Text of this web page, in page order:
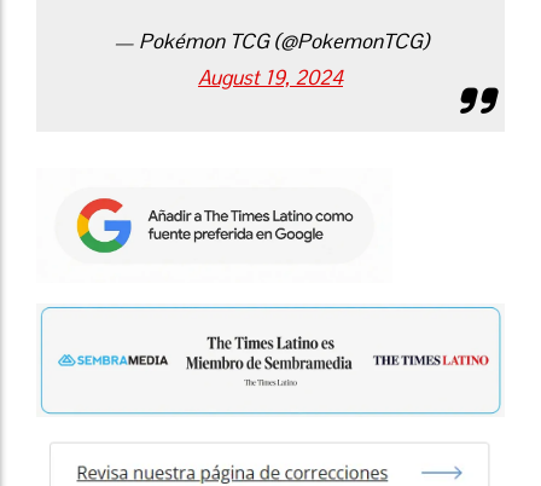
— Pokémon TCG (@PokemonTCG)
August 19, 2024